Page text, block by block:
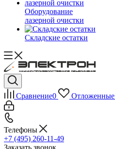
Оборудование
лазерной очистки
Складские остатки
Сравнение0 Отложенные
Телефоны
+7 (495) 260-11-49
Заказать звонок